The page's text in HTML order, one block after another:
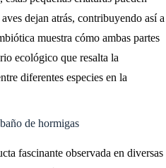
dejan atrás, contribuyendo así a
muestra cómo ambas partes
ecológico que resalta la
diferentes especies en la
de hormigas
fascinante observada en diversas